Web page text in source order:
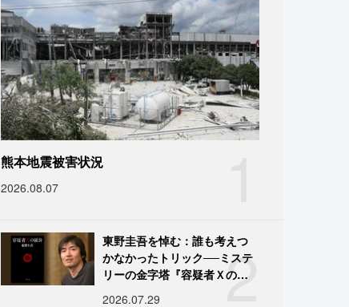
熊本地震被害状況
2026.08.07
2
東野圭吾を悼む：誰も考えつ
かなかったトリック──ミステ
リーの金字塔『容疑者Ｘの献
2026.07.29